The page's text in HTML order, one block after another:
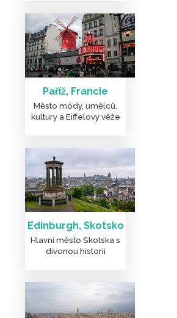
Paříž, Francie
Město módy, umělců,
kultury a Eiffelovy věže
Edinburgh, Skotsko
Hlavní město Skotska s
divonou historii